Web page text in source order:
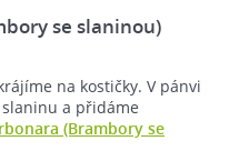
se slaninou)
na kostičky. V pánvi
a přidáme
(Brambory se